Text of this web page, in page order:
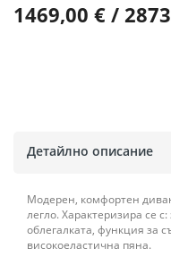
1469,00 € /
Детайлно описание
Модерен, комфортен
легло. Характеризира се
облегалката, функция за
високоеластична пяна.